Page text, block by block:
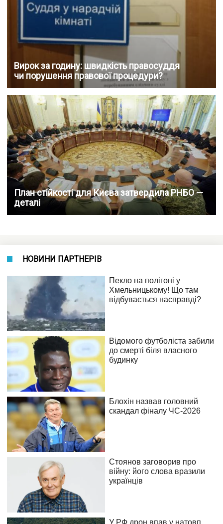
Вирок за годину: швидкість правосуддя
чи порушення правової процедури?
План стійкості для Києва затвердила РНБО —
деталі
НОВИНИ ПАРТНЕРІВ